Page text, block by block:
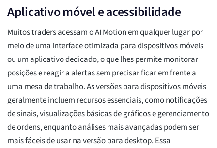
Aplicativo móvel e acessibilidade
Muitos traders acessam o AI Motion em qualquer lugar por
meio de uma interface otimizada para dispositivos móveis
ou um aplicativo dedicado, o que lhes permite monitorar
posições e reagir a alertas sem precisar ficar em frente a
uma mesa de trabalho. As versões para dispositivos móveis
geralmente incluem recursos essenciais, como notificações
de sinais, visualizações básicas de gráficos e gerenciamento
de ordens, enquanto análises mais avançadas podem ser
mais fáceis de usar na versão para desktop. Essa